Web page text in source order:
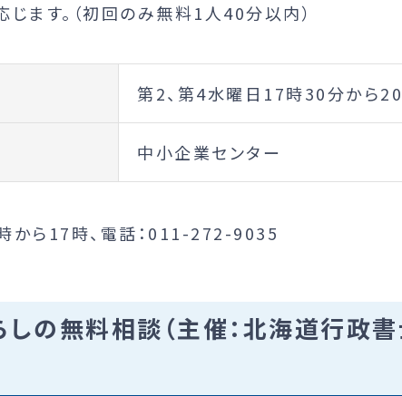
ます。（初回のみ無料1人40分以内）
第2、第4水曜日17時30分から
中小企業センター
から17時、電話：011-272-9035
しの無料相談（主催：北海道行政